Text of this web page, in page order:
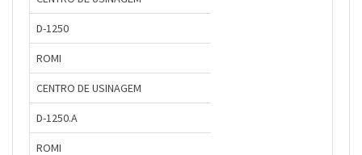
D-1250
ROMI
CENTRO DE USINAGEM
D-1250.A
ROMI